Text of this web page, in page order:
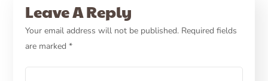
CARE HEALTH
Penyebab Mulut Anjing Bau
dan Cara Mengatasinya
Leave A Reply
Your email address will not be published. Required fields
are marked*